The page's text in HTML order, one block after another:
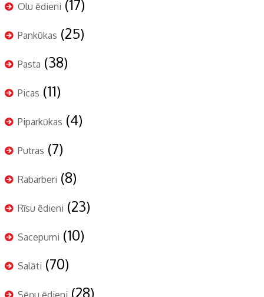
Olu ēdieni (17)
Pankūkas (25)
Pasta (38)
Picas (11)
Piparkūkas (4)
Putras (7)
Rabarberi (8)
Rīsu ēdieni (23)
Sacepumi (10)
Salāti (70)
Sēņu ēdieni (28)